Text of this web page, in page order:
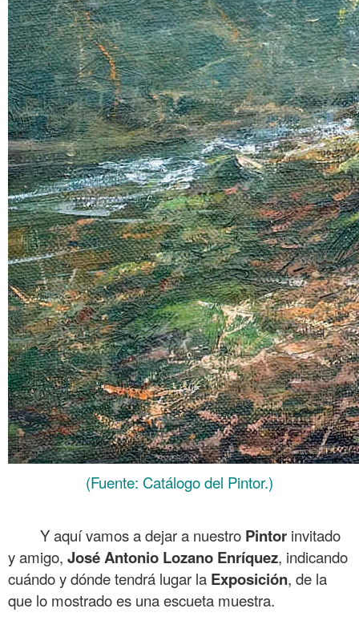
(Fuente: Catálogo del Pintor.)
Y aquí vamos a dejar a nuestro Pintor invitado
y amigo, José Antonio Lozano Enríquez, indicando
cuándo y dónde tendrá lugar la Exposición, de la
que lo mostrado es una escueta muestra.